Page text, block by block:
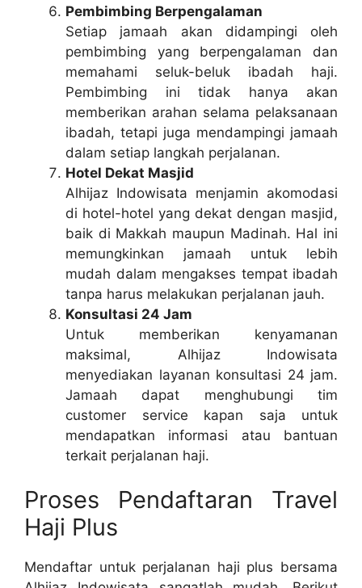
Pembimbing Berpengalaman
Setiap jamaah akan didampingi oleh
pembimbing yang berpengalaman dan
memahami seluk-beluk ibadah haji.
Pembimbing ini tidak hanya akan
memberikan arahan selama pelaksanaan
ibadah, tetapi juga mendampingi jamaah
dalam setiap langkah perjalanan.
Hotel Dekat Masjid
Alhijaz Indowisata menjamin akomodasi
di hotel-hotel yang dekat dengan masjid,
baik di Makkah maupun Madinah. Hal ini
memungkinkan jamaah untuk lebih
mudah dalam mengakses tempat ibadah
tanpa harus melakukan perjalanan jauh.
Konsultasi 24 Jam
Untuk memberikan kenyamanan
maksimal, Alhijaz Indowisata
menyediakan layanan konsultasi 24 jam.
Jamaah dapat menghubungi tim
customer service kapan saja untuk
mendapatkan informasi atau bantuan
terkait perjalanan haji.
Proses Pendaftaran Travel
Haji Plus
Mendaftar untuk perjalanan haji plus bersama